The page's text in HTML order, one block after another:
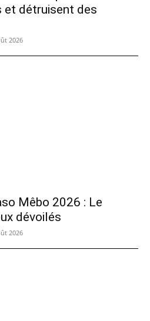
et détruisent des
2026
Mêbo 2026 : Le
dévoilés
2026